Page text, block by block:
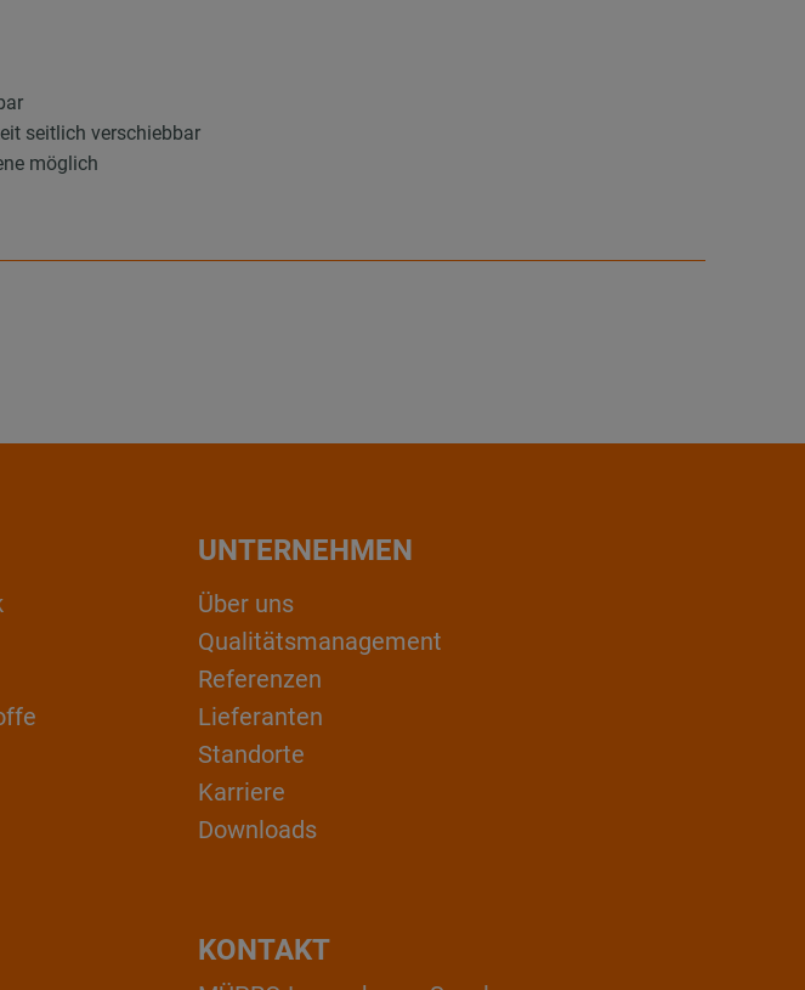
seitlich verschiebbar
möglich
UNTERNEHMEN
Über uns
Qualitätsmanagement
Referenzen
Lieferanten
Standorte
Karriere
Downloads
KONTAKT